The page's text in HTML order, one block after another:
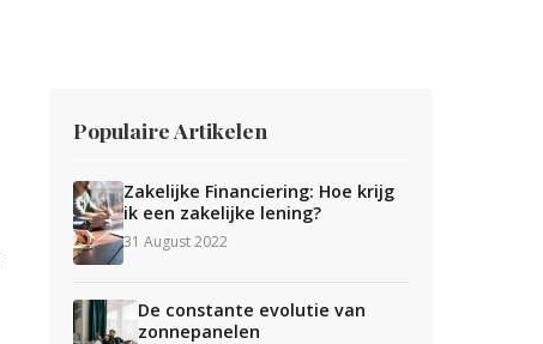
Populaire Artikelen
Zakelijke Financiering: Hoe krijg
ik een zakelijke lening?
31 August 2022
De constante evolutie van
zonnepanelen